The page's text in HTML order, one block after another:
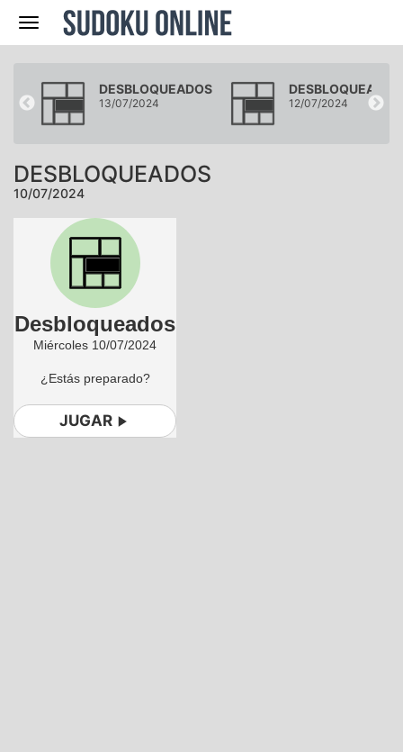
Navegación
DESBLOQUEADOS
13/07/2024
DESBLOQUEADOS
12/07/2024
DESBLOQUEADOS
10/07/2024
Desbloqueados
Miércoles 10/07/2024
¿Estás preparado?
JUGAR